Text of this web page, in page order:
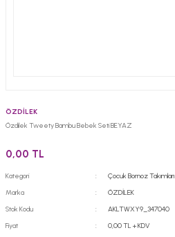
ÖZDİLEK
Özdilek Tweety Bambu Bebek Seti BEYAZ
0,00 TL
Kategori
Çocuk Bornoz Takımları
Marka
ÖZDİLEK
Stok Kodu
AKLTWXY9_347040
Fiyat
0,00 TL + KDV